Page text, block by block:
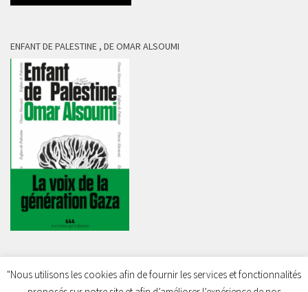
ENFANT DE PALESTINE , DE OMAR ALSOUMI
"Nous utilisons les cookies afin de fournir les services et fonctionnalités